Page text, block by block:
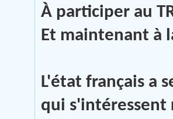
À participer au
Et maintenant à
L'état français a
qui s'intéressent